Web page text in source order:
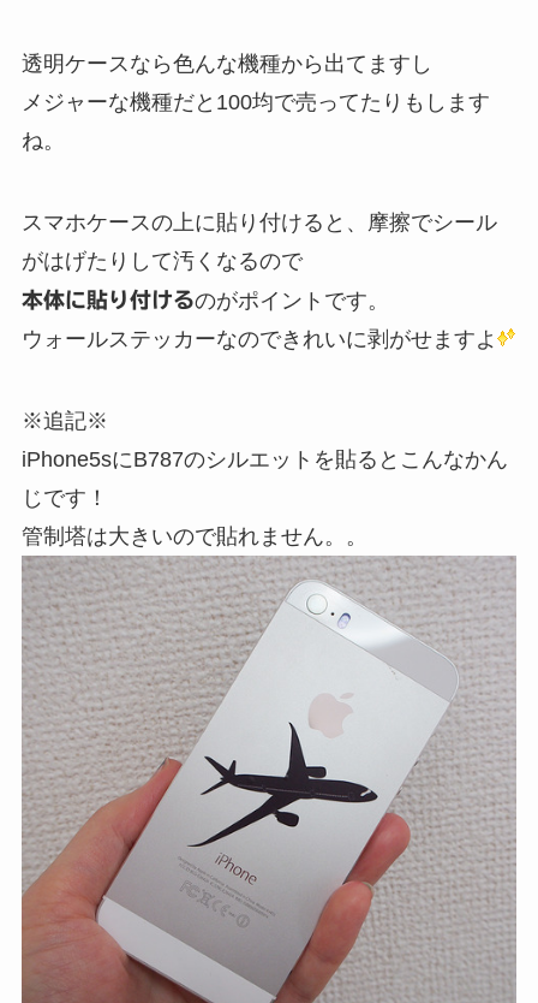
透明ケースなら色んな機種から出てますし
メジャーな機種だと100均で売ってたりもします
ね。
スマホケースの上に貼り付けると、摩擦でシール
がはげたりして汚くなるので
本体に貼り付けるのがポイントです。
ウォールステッカーなのできれいに剥がせますよ
※追記※
iPhone5sにB787のシルエットを貼るとこんなかん
じです！
管制塔は大きいので貼れません。。